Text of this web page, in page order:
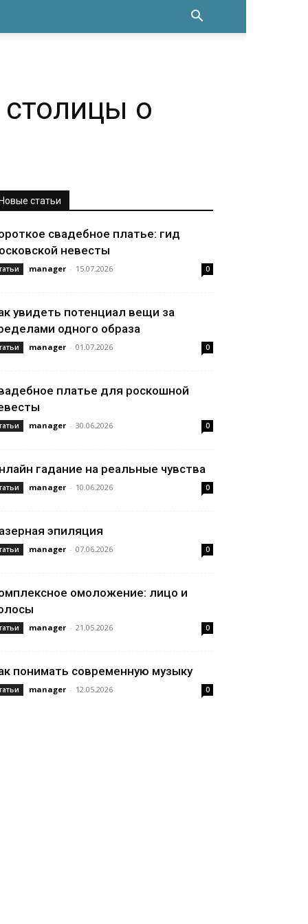
о
статьи
свадебное платье: гид
невесты
manager - 15.07.2026 0
увидеть потенциал вещи за
одного образа
manager - 01.07.2026 0
платье для роскошной
manager - 30.06.2026 0
гадание на реальные чувства
manager - 10.06.2026 0
эпиляция
manager - 07.06.2026 0
омоложение: лицо и
manager - 21.05.2026 0
понимать современную музыку
manager - 12.05.2026 0